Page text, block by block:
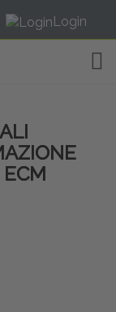
Login